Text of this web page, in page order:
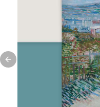
Previous slide